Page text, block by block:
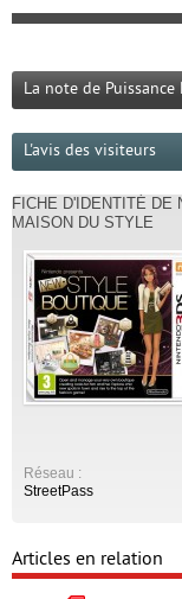
La note de
L'avis des visiteurs
FICHE D'IDENTITÉ DE
MAISON DU STYLE
Réseau :
StreetPass
Articles en relation